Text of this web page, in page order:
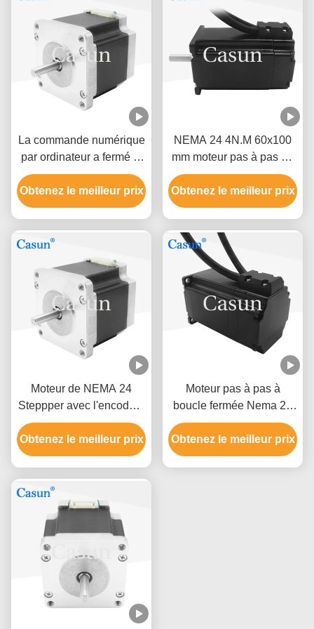
La commande numérique
par ordinateur a fermé le
moteur pas à pas de
boucle avec la phase 3
1.5A de la NEMA 24 de
Obtenez le meilleur prix
NEMA 24 4N.M 60x100
mm moteur pas à pas en
boucle fermée 1000ppr
Pinout 4 fil
Obtenez le meilleur prix
Moteur de NEMA 24
Steppper avec l'encodeur
magnétique 60*60*58mm
1.5A
Obtenez le meilleur prix
Moteur pas à pas à
boucle fermée Nema 24
Encoder pour machines
laser
Obtenez le meilleur prix